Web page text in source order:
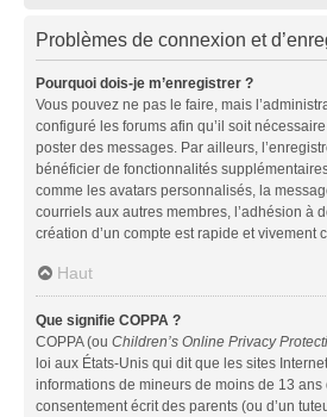
Problèmes de connexion et
Pourquoi dois-je m’enregistrer ?
Vous pouvez ne pas le faire, mais
configuré les forums afin qu’il soit
poster des messages. Par ailleurs,
bénéficier de fonctionnalités
comme les avatars personnalisés, la
courriels aux autres membres, l’adhésion à
création d’un compte est rapide et vivement
Haut
Que signifie COPPA ?
COPPA (ou Children’s Online Privacy
loi aux États-Unis qui dit que les sites
informations de mineurs de moins de 13 ans
consentement écrit des parents (ou d’un